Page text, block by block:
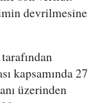
devrilmesine
kapsamında 27
üzerinden